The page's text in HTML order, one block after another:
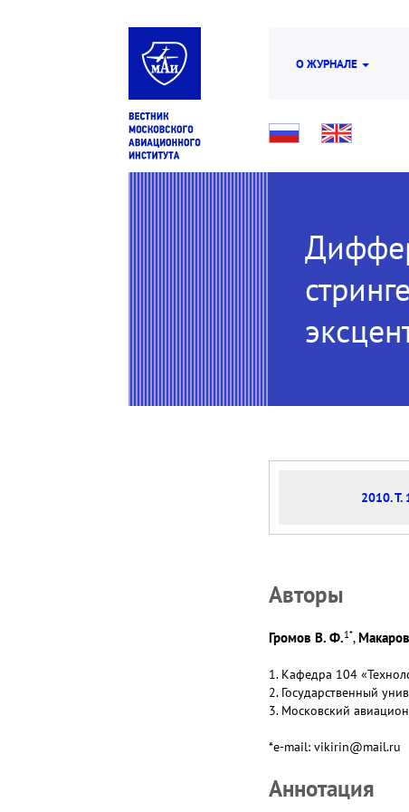
О ЖУРНАЛЕ
2010.
Авторы
Громов В. Ф.1*,
1. Кафедра 104
2. Государственный
3. Московский
*e-mail: vikirin@mail.ru
Аннотация